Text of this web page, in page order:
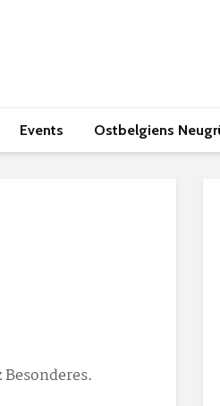
Events Ostbelgiens